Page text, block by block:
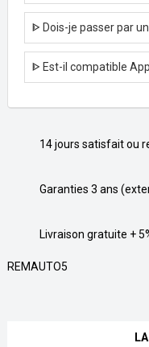
ᐈ Dois-je passer par
ᐈ Est-il compatible
14 jours satisfait ou
Garanties 3 ans
Livraison gratuite +
REMAUTO5